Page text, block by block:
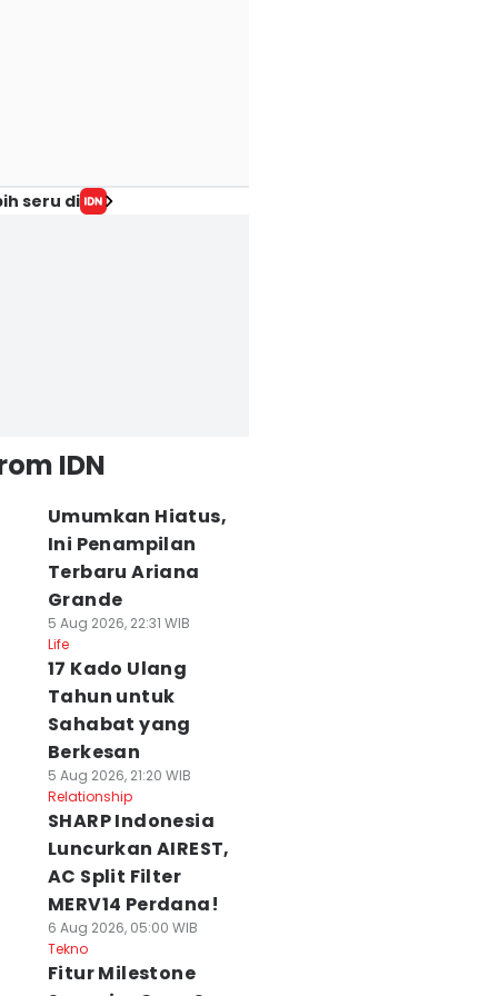
seru di
IDN
Umumkan Hiatus,
Ini Penampilan
Terbaru Ariana
Grande
5 Aug 2026, 22:31 WIB
Life
17 Kado Ulang
Tahun untuk
Sahabat yang
Berkesan
5 Aug 2026, 21:20 WIB
Relationship
SHARP Indonesia
Luncurkan AIREST,
AC Split Filter
MERV14 Perdana!
6 Aug 2026, 05:00 WIB
Tekno
Fitur Milestone